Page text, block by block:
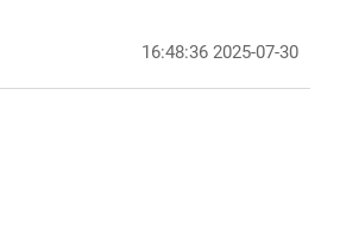
الخدمات
2025-07-30 16:48:36